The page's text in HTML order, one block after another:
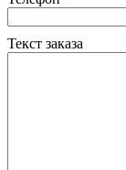
Текст заказа